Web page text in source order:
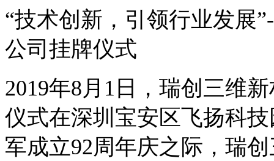
“技术创新，引领行业发展
公司挂牌仪式
2019年8月1日，瑞创三维
仪式在深圳宝安区飞扬科
军成立92周年庆之际，瑞